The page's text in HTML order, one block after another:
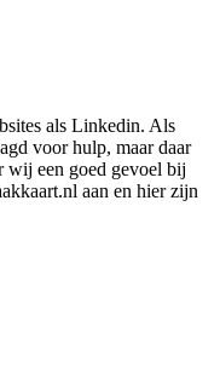
als Linkedin. Als
voor hulp, maar daar
wij een goed gevoel bij
aan en hier zijn